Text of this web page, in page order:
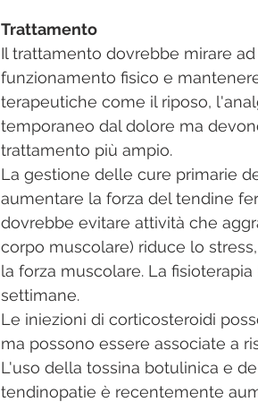
Trattamento
Il trattamento dovrebbe mirare
funzionamento fisico e
terapeutiche come il riposo,
temporaneo dal dolore ma
trattamento più ampio.
La gestione delle cure primarie
aumentare la forza del tendine
dovrebbe evitare attività che
corpo muscolare) riduce lo
la forza muscolare. La
settimane.
Le iniezioni di corticosteroidi
ma possono essere associate a
L'uso della tossina botulinica e
tendinopatie è recentemente